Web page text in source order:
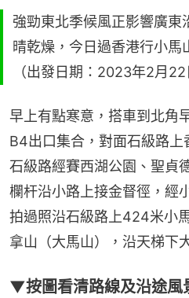
強勁東北季候風正影響廣東
晴乾燥，今日過香港行小馬
（出發日期：2023年2月22
早上有點寒意，搭車到北角
B4出口集合，對面石級路上
石級路經賽西湖公園、聖貞
欄杆沿小路上接金督徑，經
拍過照沿石級路上424米小
拿山（大馬山），沿天梯下
▼按圖看清路線及沿途風